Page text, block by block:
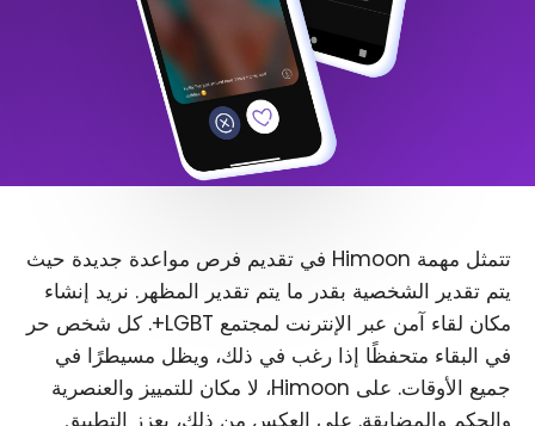
تتمثل مهمة Himoon في تقديم فرص مواعدة جديدة حيث
يتم تقدير الشخصية بقدر ما يتم تقدير المظهر. نريد إنشاء
مكان لقاء آمن عبر الإنترنت لمجتمع LGBT+. كل شخص حر
في البقاء متحفظًا إذا رغب في ذلك، ويظل مسيطرًا في
جميع الأوقات. على Himoon، لا مكان للتمييز والعنصرية